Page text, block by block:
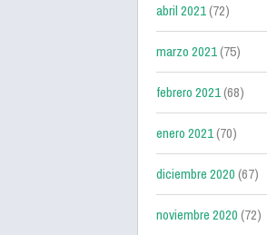
abril 2021(72)
marzo 2021(75)
febrero 2021(68)
enero 2021(70)
diciembre 2020(67)
noviembre 2020(72)